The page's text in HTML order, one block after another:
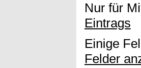
Nur für
Eintrags
Einige
Felder